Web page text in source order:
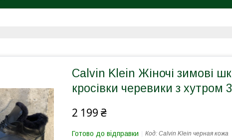
Calvin Klein Жіночі зимові
кросівки черевики з хутром
2 199 ₴
Готово до відправки Код: Calvin Klein черная кожа